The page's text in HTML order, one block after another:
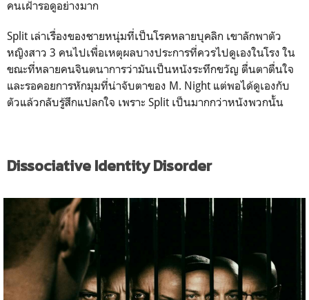
คนเฝ้ารอดูอย่างมาก
Split เล่าเรื่องของชายหนุ่มที่เป็นโรคหลายบุคลิก เขาลักพาตัว
หญิงสาว 3 คนไปเพื่อเหตุผลบางประการที่ควรไปดูเองในโรง ใน
ขณะที่หลายคนจินตนาการว่ามันเป็นหนังระทึกขวัญ ตื่นตาตื่นใจ
และรอคอยการหักมุมที่น่าจับตาของ M. Night แต่พอได้ดูเองกับ
ตัวแล้วกลับรู้สึกแปลกใจ เพราะ Split เป็นมากกว่าหนังพวกนั้น
Dissociative Identity Disorder